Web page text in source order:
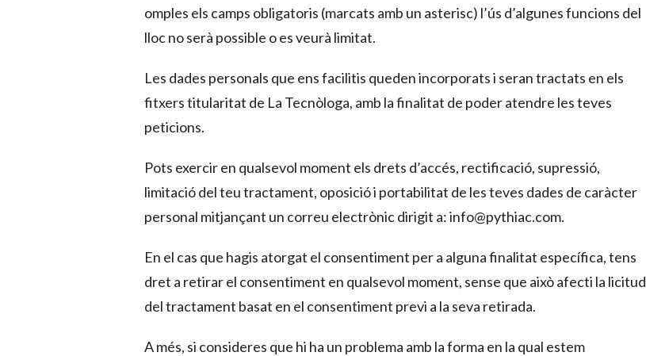
omples els camps obligatoris (marcats amb un asterisc) l’ús d’algunes funcions del
lloc no serà possible o es veurà limitat.
Les dades personals que ens facilitis queden incorporats i seran tractats en els
fitxers titularitat de La Tecnòloga, amb la finalitat de poder atendre les teves
peticions.
Pots exercir en qualsevol moment els drets d’accés, rectificació, supressió,
limitació del teu tractament, oposició i portabilitat de les teves dades de caràcter
personal mitjançant un correu electrònic dirigit a: info@pythiac.com.
En el cas que hagis atorgat el consentiment per a alguna finalitat específica, tens
dret a retirar el consentiment en qualsevol moment, sense que això afecti la licitud
del tractament basat en el consentiment previ a la seva retirada.
A més, si consideres que hi ha un problema amb la forma en la qual estem